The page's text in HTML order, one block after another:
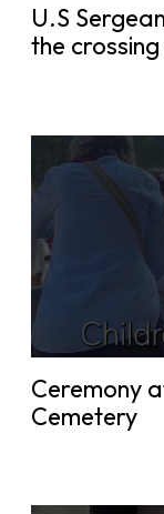
U.S
the
Ceremony
Cemetery